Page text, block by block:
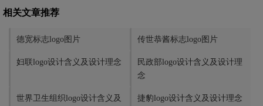
相关文章推荐
德宽标志logo图片 传世恭酱标志logo图片
妇联logo设计含义及设计理念
民政部logo设计含义及设计理
念
世界卫生组织logo设计含义及
捷豹logo设计含义及设计理念